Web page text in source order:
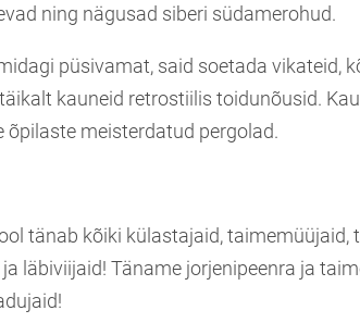
ning nägusad siberi südamerohud.
püsivamat, said soetada vikateid,
kauneid retrostiilis toidunõusid.
õpilaste meisterdatud pergolad.
tänab kõiki külastajaid, taimemüüjaid,
läbiviijaid! Täname jorjenipeenra ja